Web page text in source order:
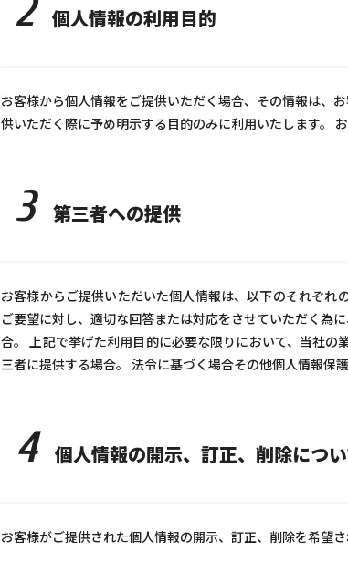
2 個人情報の利用目的
お客様から個人情報をご提供いただく場合、その情報は、
供いただく際に予め明示する目的のみに利用いたします。
3 第三者への提供
お客様からご提供いただいた個人情報は、以下のそれぞ
ご要望に対し、適切な回答または対応をさせていただく為
合。 上記で挙げた利用目的に必要な限りにおいて、当社
三者に提供する場合。 法令に基づく場合その他個人情報保
4 個人情報の開示、訂正、削除につ
お客様がご提供された個人情報の開示、訂正、削除を希望